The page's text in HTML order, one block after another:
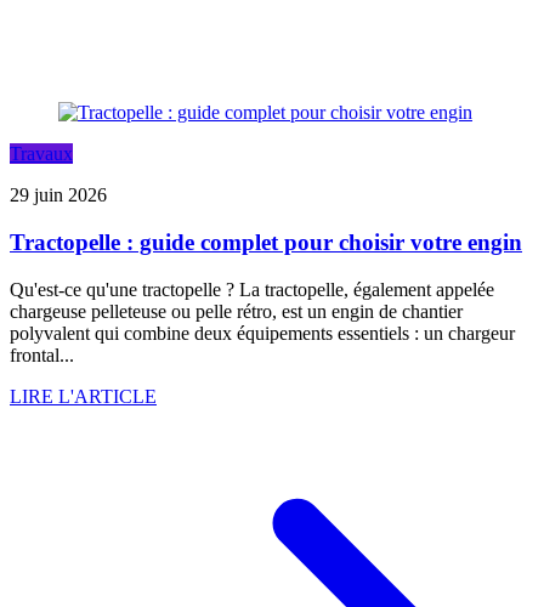
Travaux
29 juin 2026
Tractopelle : guide complet pour choisir votre engin
Qu'est-ce qu'une tractopelle ? La tractopelle, également appelée
chargeuse pelleteuse ou pelle rétro, est un engin de chantier
polyvalent qui combine deux équipements essentiels : un chargeur
frontal...
LIRE L'ARTICLE